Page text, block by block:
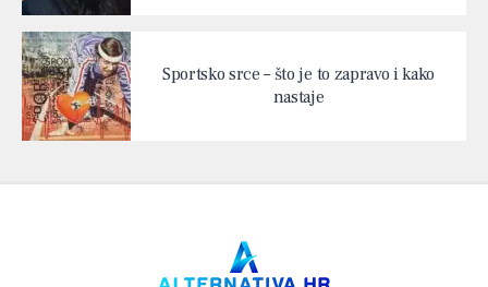
Sportsko srce – što je to zapravo i kako
nastaje